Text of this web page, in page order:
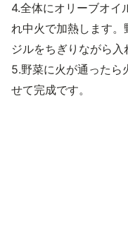
4.全体にオリーブオイ
れ中火で加熱します
ジルをちぎりながら入
5.野菜に火が通ったら
せて完成です。